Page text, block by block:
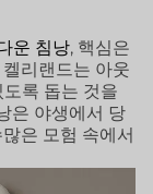
운 침낭, 핵심은
리랜드는 아웃
록 돕는 것을
은 야생에서 당
은 모험 속에서